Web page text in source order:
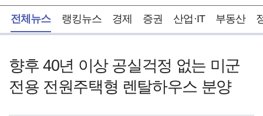
전체뉴스 랭킹뉴스 경제 증권 산업·IT 부동산
향후 40년 이상 공실걱정 없는 미군
전용 전원주택형 렌탈하우스 분양